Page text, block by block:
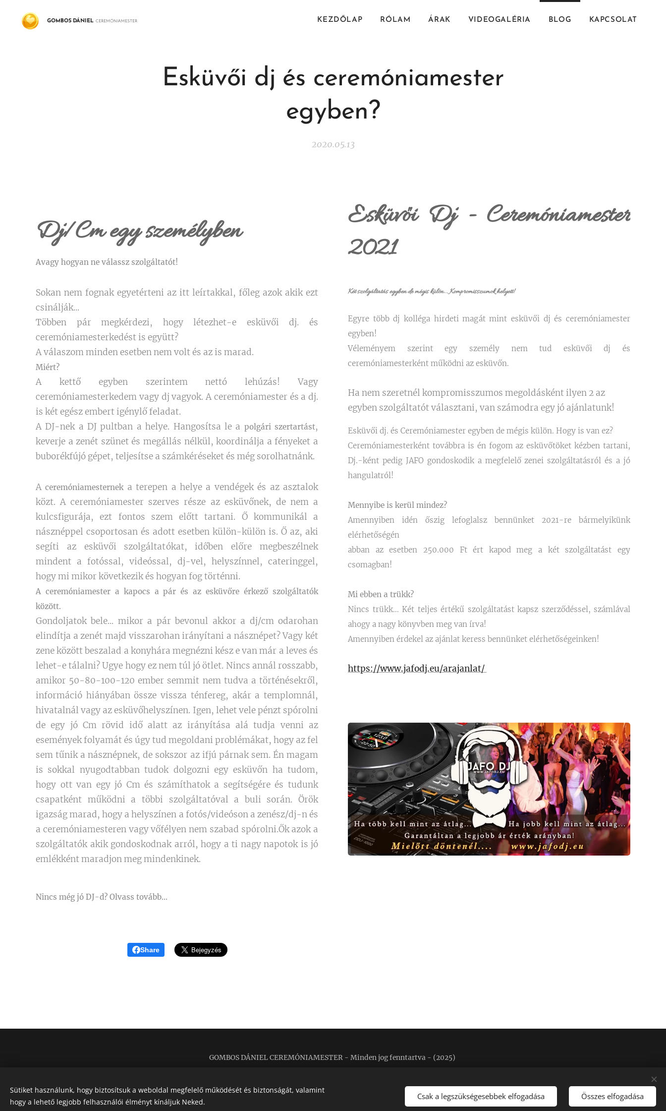
GOMBOS DÁNIEL CEREMÓNIAMESTER KEZDŐLAP RÓLAM ÁRAK VIDEOGALÉRIA BLOG KAPCSOLAT
Esküvői dj és ceremóniamester
egyben?
2020.05.13
Dj/Cm egy személyben
Avagy hogyan ne válassz szolgáltatót!
Sokan nem fognak egyetérteni az itt leírtakkal, főleg azok akik ezt
csinálják...
Többen pár megkérdezi, hogy létezhet-e esküvői dj. és
ceremóniamesterkedést is együtt?
A válaszom minden esetben nem volt és az is marad.
Miért?
A kettő egyben szerintem nettó lehúzás! Vagy
ceremóniamesterkedem vagy dj vagyok. A ceremóniamester és a dj.
is két egész embert igénylő feladat.
A DJ-nek a DJ pultban a helye. Hangosítsa le a polgári szertartást,
keverje a zenét szünet és megállás nélkül, koordinálja a fényeket a
buborékfújó gépet, teljesítse a számkéréseket és még sorolhatnánk.
Aceremóniamesterneka terepen a helye a vendégek és az asztalok
közt. A ceremóniamester szerves része az esküvőnek, de nem a
kulcsfigurája, ezt fontos szem előtt tartani. Ő kommunikál a
násznéppel csoportosan és adott esetben külön-külön is. Ő az, aki
segíti az esküvői szolgáltatókat, időben előre megbeszélnek
mindent a fotóssal, videóssal, dj-vel, helyszínnel, cateringgel,
hogy mi mikor következik és hogyan fog történni.
A ceremóniamester a kapocs a pár és az esküvőre érkező szolgáltatók
között.
Gondoljatok bele... mikor a pár bevonul akkor a dj/cm odarohan
elindítja a zenét majd visszarohan irányítani a násznépet? Vagy két
zene között beszalad a konyhára megnézni kész e van már a leves és
lehet-e tálalni? Ugye hogy ez nem túl jó ötlet. Nincs annál rosszabb,
amikor 50-80-100-120 ember semmit nem tudva a történésekről,
információ hiányában össze vissza ténfereg, akár a templomnál,
hivatalnál vagy az esküvőhelyszínen. Igen, lehet vele pénzt spórolni
de egy jó Cm rövid idő alatt az irányítása alá tudja venni az
események folyamát és úgy tud megoldani problémákat, hogy az fel
sem tűnik a násznépnek, de sokszor az ifjú párnak sem. Én magam
is sokkal nyugodtabban tudok dolgozni egy esküvőn ha tudom,
hogy ott van egy jó Cm és számíthatok a segítségére és tudunk
csapatként működni a többi szolgáltatóval a buli során. Örök
igazság marad, hogy a helyszínen a fotós/videóson a zenész/dj-n és
a ceremóniamesteren vagy vőfélyen nem szabad spórolni.Ők azok a
szolgáltatók akik gondoskodnak arról, hogy a ti nagy napotok is jó
emlékként maradjon meg mindenkinek.
Nincs még jó DJ-d? Olvass tovább...
Esküvői Dj - Ceremóniamester
2021
Két szolgáltatás egyben de mégis külön... Kompromisszumok helyett!
Egyre több dj kolléga hirdeti magát mint esküvői dj és ceremóniamester
egyben!
Véleményem szerint egy személy nem tud esküvői dj és
ceremóniamesterként működni az esküvőn.
Ha nem szeretnél kompromisszumos megoldásként ilyen 2 az
egyben szolgáltatót választani, van számodra egy jó ajánlatunk!
Esküvői dj. és Ceremóniamester egyben de mégis külön. Hogy is van ez?
Ceremóniamesterként továbbra is én fogomaz esküvőtöket kézben tartani,
Dj.-ként pedig JAFO gondoskodik a megfelelő zenei szolgáltatásról és a jó
hangulatról!
Mennyibe is kerül mindez?
Amennyiben idén őszig lefoglalsz bennünket 2021-re bármelyikünk
elérhetőségén
abban az esetben 250.000 Ft ért kapod meg a két szolgáltatást egy
csomagban!
Mi ebben a trükk?
Nincs trükk... Két teljes értékű szolgáltatást kapsz szerződéssel, számlával
ahogy a nagy könyvben meg van írva!
Amennyiben érdekel az ajánlat keress bennünket elérhetőségeinken!
https://www.jafodj.eu/arajanlat/
Share
GOMBOS DÁNIEL CEREMÓNIAMESTER - Minden jog fenntartva - (2025)
Sütik
Sütiket használunk, hogy biztosítsuk a weboldal megfelelő működését és biztonságát, valamint
hogy a lehető legjobb felhasználói élményt kínáljuk Neked.
Csak a legszükségesebbek elfogadása Összes elfogadása